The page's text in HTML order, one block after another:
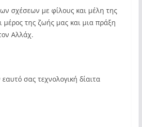
σχέσεων με φίλους και μέλη της
μέρος της ζωής μας και μια πράξη
Αλλάχ.
σας τεχνολογική δίαιτα